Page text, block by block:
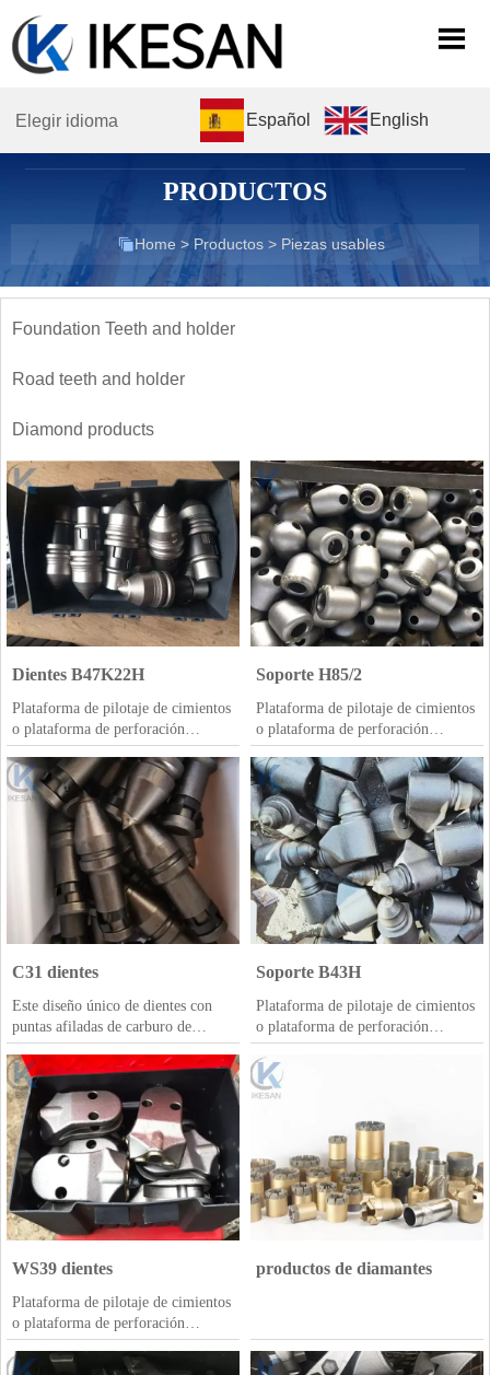

Elegir idioma Español English
PRODUCTOS
Home > Productos> Piezas usables
Foundation Teeth and holder
Road teeth and holder
Diamond products
Dientes B47K22H
Plataforma de pilotaje de cimientos
o plataforma de perforación
rotatoria ampliamente utilizada en
la creación de cimientos, cada día
en el lugar de trabajo se requieren
dientes de buena calidad, podemos
brindarle la mejor solución para los
proyectos de formación de bolas,
dientes de cubo, dientes de bala,
brocas de rodillo disponibles aquí y
siempre con suficiente stock
Soporte H85/2
Plataforma de pilotaje de cimientos
o plataforma de perforación
rotatoria ampliamente utilizada en
la creación de cimientos, cada día
en el lugar de trabajo se requieren
dientes de buena calidad, podemos
brindarle la mejor solución para los
proyectos de formación de bolas,
dientes de cubo, dientes de bala,
brocas de rodillo disponibles aquí y
siempre con suficiente stock
C31 dientes
Este diseño único de dientes con
puntas afiladas de carburo de
tungsteno, con una velocidad de
penetración rápida y un buen
rendimiento en excavación de
zanjas también CFA, barrena, pero
una cosa debe señalarse es que
cuando use estos dientes especiales
C31, por favor no Úselo en equipos
con mayor torque.
Soporte B43H
Plataforma de pilotaje de cimientos
o plataforma de perforación
rotatoria ampliamente utilizada en
la creación de cimientos, cada día
en el lugar de trabajo se requieren
brindarle la mejor solución para los
proyectos de formación de bolas,
dientes de cubo, dientes de bala,
brocas de rodillo disponibles aquí y
siempre con suficiente stock
WS39 dientes
Plataforma de pilotaje de cimientos
o plataforma de perforación
rotatoria ampliamente utilizada en
la creación de cimientos, cada día
productos de diamantes